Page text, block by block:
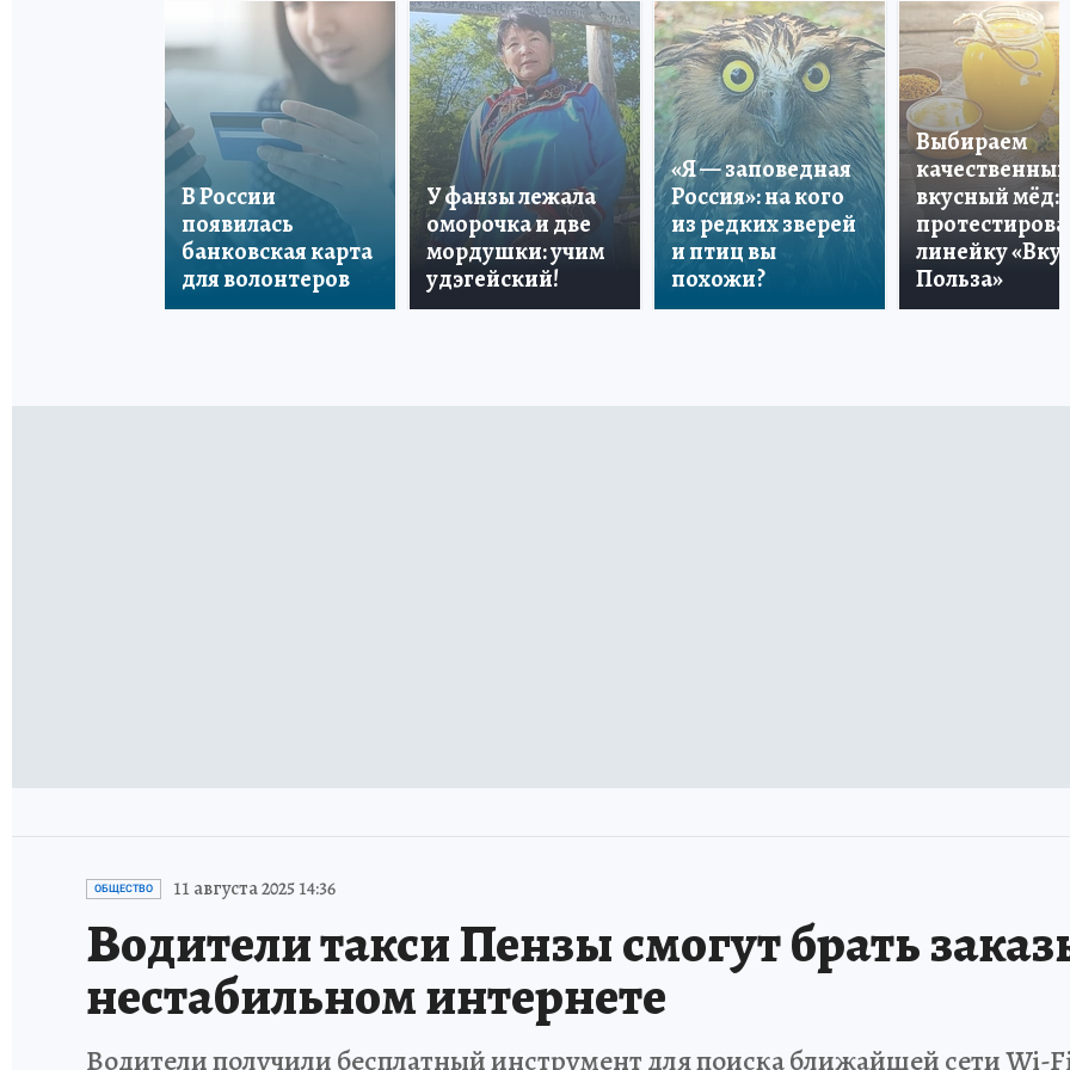
В России
появилась
банковская карта
для волонтеров
У фанзы лежала
оморочка и две
мордушки: учим
удэгейский!
«Я — заповедная
Россия»: на кого
из редких зверей
и птиц вы
похожи?
Выбираем
качественный
вкусный мёд:
линейку «Вкус
Польза»
ОБЩЕСТВО 11 августа 2025 14:36
Водители такси Пензы смогут брать
нестабильном интернете
Водители получили бесплатный инструмент для поиска ближайшей сети Wi-